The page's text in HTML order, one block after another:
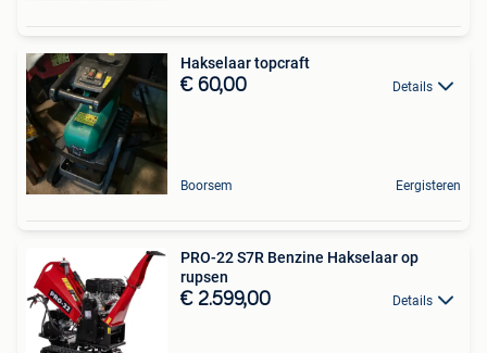
Hakselaar topcraft
€ 60,00 Details
Boorsem Eergisteren
PRO-22 S7R Benzine Hakselaar op
rupsen
€ 2.599,00 Details